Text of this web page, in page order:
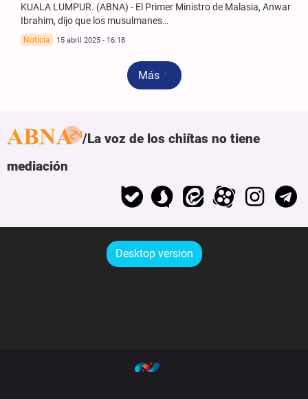
KUALA LUMPUR. (ABNA) - El Primer Ministro de Malasia, Anwar
Ibrahim, dijo que los musulmanes…
Noticia 15 abril 2025 - 16:18
Más
La voz de los chiítas no tiene
mediación
Desktop version